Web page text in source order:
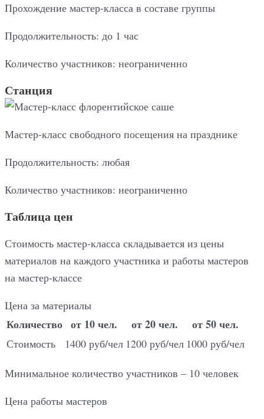
Прохождение мастер-класса в составе группы
Продолжительность: до 1 час
Количество участников: неограниченно
Станция
Мастер-класс свободного посещения на празднике
Продолжительность: любая
Количество участников: неограниченно
Таблица цен
Стоимость мастер-класса складывается из цены
материалов на каждого участника и работы мастеров
на мастер-классе
Цена за материалы
Количество от 10 чел. от 20 чел. от 50 чел.
Стоимость 1400 руб/чел 1200 руб/чел 1000 руб/чел
Минимальное количество участников – 10 человек
Цена работы мастеров